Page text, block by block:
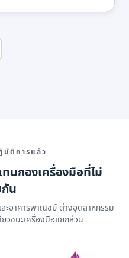
ติการแล้ว
นกองเครื่องมือที่ไม่
กัน
ะอาคารพาณิชย์ ต่างอุตสาหกรรม
วชนะเครื่องมือแยกส่วน